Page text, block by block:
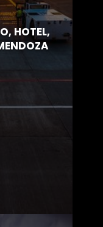
HOTEL,